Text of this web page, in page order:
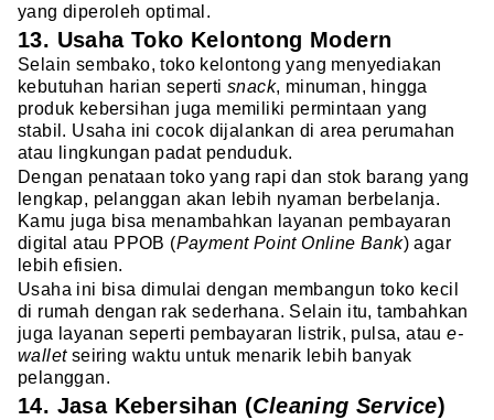
yang diperoleh optimal.
13. Usaha Toko Kelontong Modern
Selain sembako, toko kelontong yang menyediakan
kebutuhan harian seperti snack, minuman, hingga
produk kebersihan juga memiliki permintaan yang
stabil. Usaha ini cocok dijalankan di area perumahan
atau lingkungan padat penduduk.
Dengan penataan toko yang rapi dan stok barang yang
lengkap, pelanggan akan lebih nyaman berbelanja.
Kamu juga bisa menambahkan layanan pembayaran
digital atau PPOB (Payment Point Online Bank) agar
lebih efisien.
Usaha ini bisa dimulai dengan membangun toko kecil
di rumah dengan rak sederhana. Selain itu, tambahkan
juga layanan seperti pembayaran listrik, pulsa, ataue-
walletseiring waktu untuk menarik lebih banyak
pelanggan.
14. Jasa Kebersihan (Cleaning Service)